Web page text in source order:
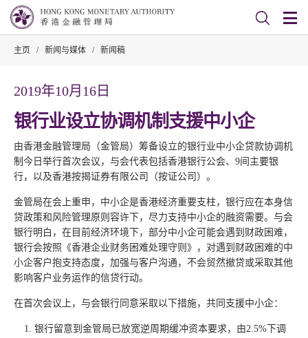
主页 / 新闻与媒体 / 新闻稿
2019年10月16日
银行业设立协调机制支援中小企
由香港金融管理局（金管局）筹备设立的银行业中小企贷款协调机
制今日举行首次会议，与会代表包括香港银行公会、9间主要银
行，以及香港按揭证券有限公司（按证公司）。
金管局在会上重申，中小企是香港经济重要支柱，银行应在本身信
贷政策和风险管理原则容许下，尽力支持中小企的融资需要。与会
银行明白，在目前经济环境下，部分中小企可能会遇到财政困难，
银行会按照《香港企业财务困难处理守则》，对遇到财政困难的中
小企客户抱支持态度，加强与客户沟通，不会贸然撤贷或采取其他
影响客户业务运作的信贷行动。
在首次会议上，与会银行同意采取以下措施，共同支援中小企：
银行留意到金管局已放宽逆周期缓冲资本要求，由2.5%下调